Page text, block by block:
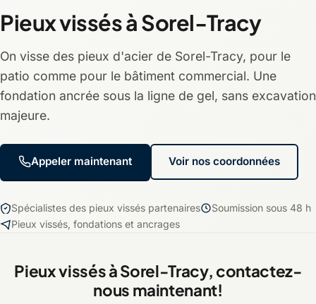
Pieux vissés à Sorel-Tracy
On visse des pieux d'acier de Sorel-Tracy, pour le
patio comme pour le bâtiment commercial. Une
fondation ancrée sous la ligne de gel, sans excavation
majeure.
Appeler maintenant Voir nos coordonnées
Spécialistes des pieux vissés partenaires
Soumission sous 48 h
Pieux vissés, fondations et ancrages
Pieux vissés à Sorel-Tracy, contactez-
nous maintenant!